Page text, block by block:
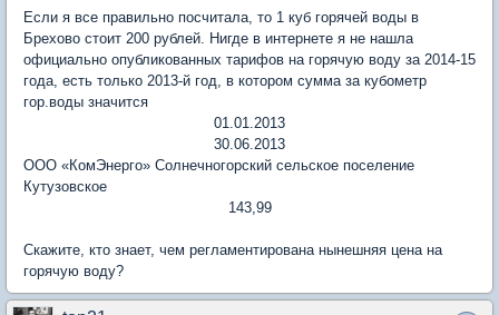
Если я все правильно посчитала, то 1 куб горячей воды в
Брехово стоит 200 рублей. Нигде в интернете я не нашла
официально опубликованных тарифов на горячую воду за 2014-15
года, есть только 2013-й год, в котором сумма за кубометр
гор.воды значится
01.01.2013
30.06.2013
ООО «КомЭнерго» Солнечногорский сельское поселение
Кутузовское
143,99
Скажите, кто знает, чем регламентирована нынешняя цена на
горячую воду?